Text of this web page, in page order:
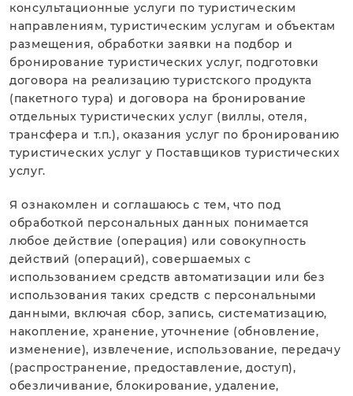
консультационные услуги по туристическим
направлениям, туристическим услугам и объектам
размещения, обработки заявки на подбор и
бронирование туристических услуг, подготовки
договора на реализацию туристского продукта
(пакетного тура) и договора на бронирование
отдельных туристических услуг (виллы, отеля,
трансфера и т.п.), оказания услуг по бронированию
туристических услуг у Поставщиков туристических
услуг.
Я ознакомлен и соглашаюсь с тем, что под
обработкой персональных данных понимается
любое действие (операция) или совокупность
действий (операций), совершаемых с
использованием средств автоматизации или без
использования таких средств с персональными
данными, включая сбор, запись, систематизацию,
накопление, хранение, уточнение (обновление,
изменение), извлечение, использование, передачу
(распространение, предоставление, доступ),
обезличивание, блокирование, удаление,